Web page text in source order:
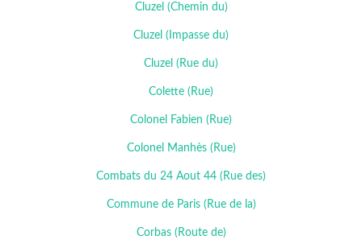
Cluzel (Chemin du)
Cluzel (Impasse du)
Cluzel (Rue du)
Colette (Rue)
Colonel Fabien (Rue)
Colonel Manhès (Rue)
Combats du 24 Aout 44 (Rue des)
Commune de Paris (Rue de la)
Corbas (Route de)